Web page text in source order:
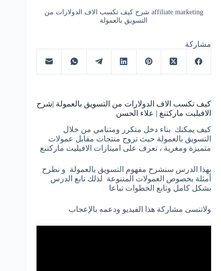
affiliate marketing شرح كيف تكسب الاف الدولارات من
التسويق بالعمولة
مشاركة
كيف تكسب الاف الدولارات من التسويق بالعمولة |شرح
الافيليت ماركتنغ | علاء الحسن
كيف يمكنك بناء دخل متكرر ومتنامي من خلال
التسويق بالعمولة حيث تروج منتجات مقابل عمولات
متميزة ومغرية ، تعرف على اميتازات الافيليت ماركتنغ
بهذا الدرس سنشرح مفهوم التسويق بالعمولة و نطرح
أمثلة بخصوص العمولات المتنوعة لذلك تابع الدرس
بشكل كامل وتابع الخطوات تباعا
ولاتنسى مشاركة هذا الفيديو ودعمه بالإعجاب